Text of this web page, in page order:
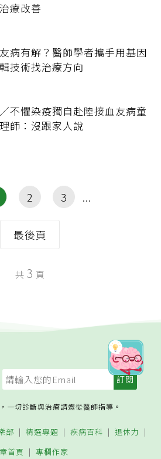
療改善
病有解？醫師學者攜手用基因
技術找治療方向
不懼染疫獨自赴陸接血友病童
師：沒跟家人說
2 3
最後頁
共 3 頁
一切診斷與治療請遵從醫師指導。
部 精選專題 疾病百科
退休力
首頁
專欄作家